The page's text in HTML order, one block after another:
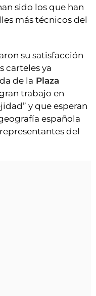
sido los que han
más técnicos del
su satisfacción
carteles ya
de la Plaza
trabajo en
y que esperan
española
del